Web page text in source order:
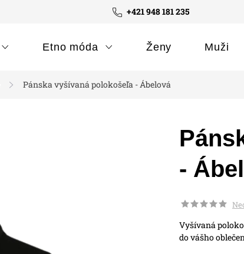
+421 948 181 235
Etno móda Ženy Muži
Pánska vyšívaná polokošeľa - Ábelová
-
Vyšívaná
do vášho